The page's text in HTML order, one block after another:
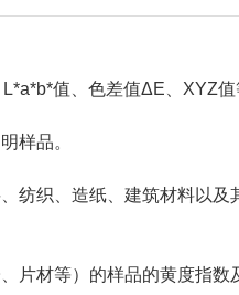
值、色差值ΔE、XYZ值
样品。
纺织、造纸、建筑材料以及
片材等）的样品的黄度指数